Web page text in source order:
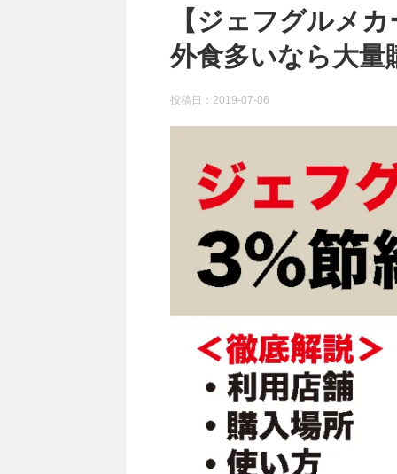
【ジェフグルメ
外食多いなら大量
投稿日： 2019-07-06